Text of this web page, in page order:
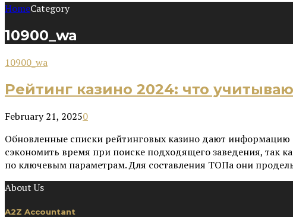
HomeCategory
10900_wa
10900_wa
Рейтинг казино 2024: что
February 21, 20250
Обновленные списки рейтинговых казино дают информацию
сэкономить время при поиске подходящего заведения, так
по ключевым параметрам. Для составления ТОПа они
About Us
A2Z Accountant